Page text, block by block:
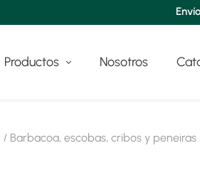
Productos Nosotros
Barbacoa, escobas, cribos y peneiras